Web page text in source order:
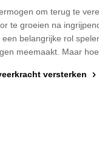
om terug te
te groeien na
belangrijke rol
meemaakt. Maar
versterken
worden alleen de
naar Analytics.